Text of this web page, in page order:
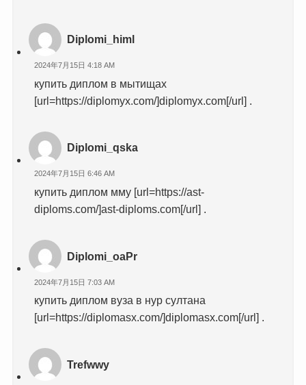
Diplomi_himl
2024年7月15日 4:18 AM
купить диплом в мытищах
[url=https://diplomyx.com/]diplomyx.com[/url] .
Diplomi_qska
2024年7月15日 6:46 AM
купить диплом мму [url=https://ast-
diploms.com/]ast-diploms.com[/url] .
Diplomi_oaPr
2024年7月15日 7:03 AM
купить диплом вуза в нур султана
[url=https://diplomasx.com/]diplomasx.com[/url] .
Trefwwy